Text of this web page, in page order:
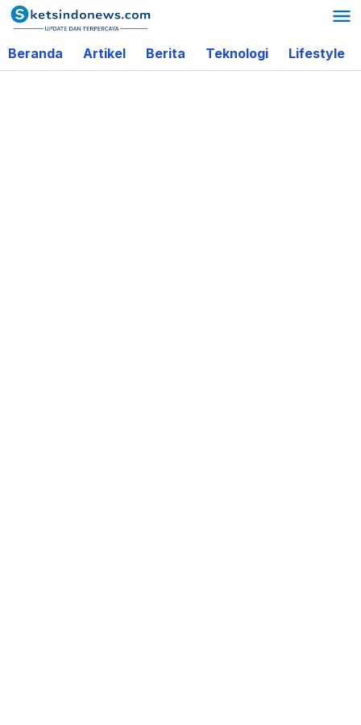
Lewati
ke
konten
Beranda Artikel Berita Teknologi Lifestyle